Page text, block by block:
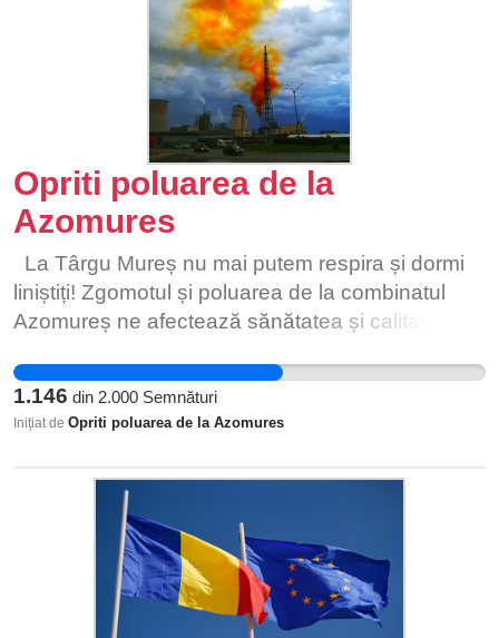
Opriti poluarea de la
Azomures
La Târgu Mureș nu mai putem respira și dormi
liniștiți! Zgomotul și poluarea de la combinatul
Azomureș ne afectează sănătatea și calitatea
combinatului— iar acesta este momentul decisiv
pentru schimbare. ✍️ Semnează petiția și cere
autorităților consultare publică, studiu de impact
1.146 din 2.000 Semnături
Inițiat de Opriti poluarea de la Azomures